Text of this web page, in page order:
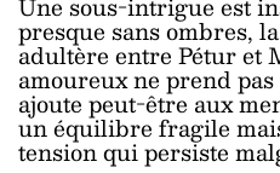
presque sans ombres,
adultère entre Pétur et
amoureux ne prend
ajoute peut-être aux
un équilibre fragile
tension qui persiste